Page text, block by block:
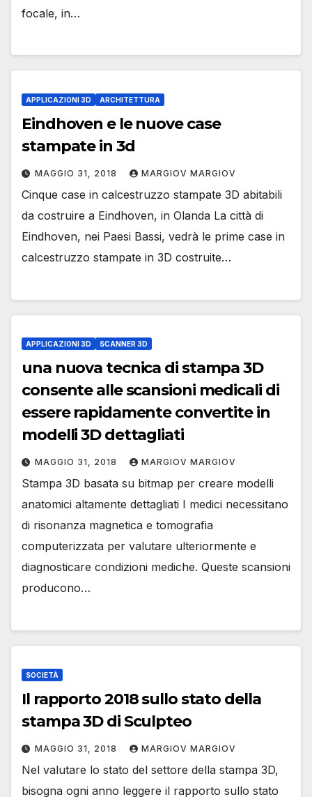
focale, in…
APPLICAZIONI 3D ARCHITETTURA
Eindhoven e le nuove case
stampate in 3d
MAGGIO 31, 2018 MARGIOV MARGIOV
Cinque case in calcestruzzo stampate 3D abitabili
da costruire a Eindhoven, in Olanda La città di
Eindhoven, nei Paesi Bassi, vedrà le prime case in
calcestruzzo stampate in 3D costruite…
APPLICAZIONI 3D SCANNER 3D
una nuova tecnica di stampa 3D
consente alle scansioni medicali di
essere rapidamente convertite in
modelli 3D dettagliati
MAGGIO 31, 2018 MARGIOV MARGIOV
Stampa 3D basata su bitmap per creare modelli
anatomici altamente dettagliati I medici necessitano
di risonanza magnetica e tomografia
computerizzata per valutare ulteriormente e
diagnosticare condizioni mediche. Queste scansioni
producono…
SOCIETÀ
Il rapporto 2018 sullo stato della
stampa 3D di Sculpteo
MAGGIO 31, 2018 MARGIOV MARGIOV
Nel valutare lo stato del settore della stampa 3D,
bisogna ogni anno leggere il rapporto sullo stato